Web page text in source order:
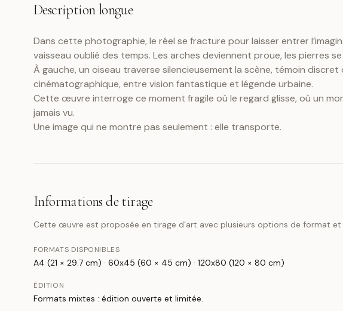
Description longue
Dans cette photographie, le réel se fracture pour laisser entrer
vaisseau oublié des temps. Les arches deviennent proue, les pierres
À gauche, un oiseau traverse silencieusement la scène, témoin
cinématographique, entre vision fantastique et légende urbaine.
Cette œuvre interroge ce moment fragile où le regard glisse, où un
jamais vu.
Une image qui ne montre pas seulement : elle transporte.
Informations de tirage
Cette œuvre est proposée en tirage d’art avec plusieurs options de format et
FORMATS DISPONIBLES
A4 (21 × 29.7 cm) · 60x45 (60 × 45 cm) · 120x80 (120 × 80 cm)
ÉDITION
Formats mixtes : édition ouverte et limitée.